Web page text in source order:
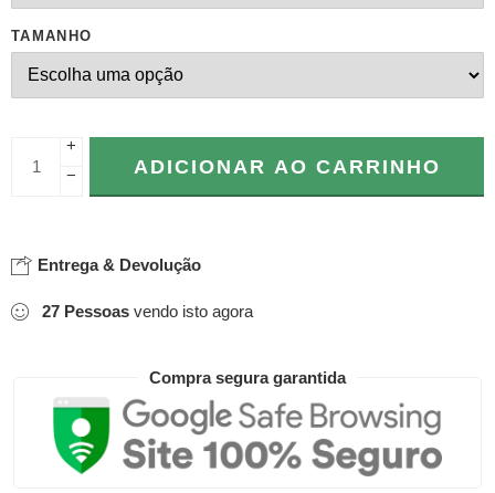
TAMANHO
+
−
ADICIONAR AO CARRINHO
Entrega & Devolução
27 Pessoas vendo isto agora
Compra segura garantida